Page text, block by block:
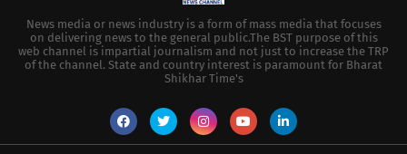
News media or news industry is a form of mass media that focuses
on delivering news to the general public.The BST purpose of this
web channel is impartial journalism and not just to increase the TRP
of the channel. State and country interest is paramount for Bharat
Shikhar Time's